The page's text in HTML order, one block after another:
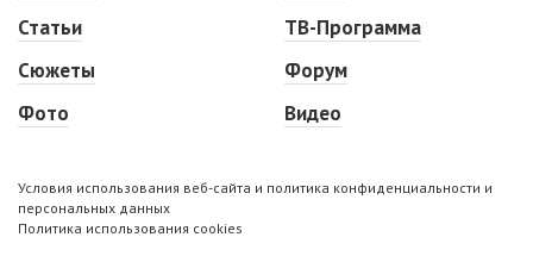
Статьи
Сюжеты
Фото
ТВ-Программа
Форум
Видео
Условия использования веб-сайта и политика конфиденциальности и
персональных данных
Политика использования cookies